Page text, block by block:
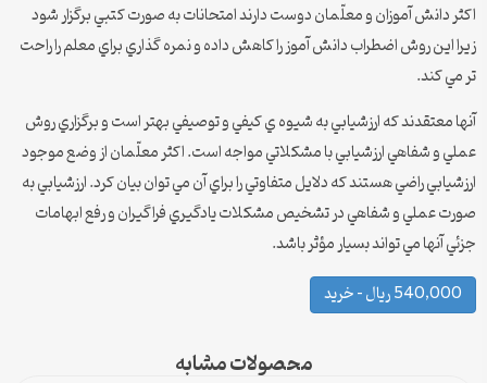
اكثر دانش آموزان و معلّمان دوست دارند امتحانات به صورت كتبي برگزار شود
زيرا اين روش اضطراب دانش آموز را كاهش داده و نمره گذاري براي معلم را راحت
تر مي كند.
آنها معتقدند كه ارزشيابي به شيوه ي كيفي و توصيفي بهتر است و برگزاري روش
عملي و شفاهي ارزشيابي با مشكلاتي مواجه است. اكثر معلّمان از وضع موجود
ارزشيابي راضي هستند كه دلايل متفاوتي را براي آن مي توان بيان كرد. ارزشيابي به
صورت عملي و شفاهي در تشخيص مشكلات يادگيري فراگيران و رفع ابهامات
جزئي آنها مي تواند بسيار مؤثر باشد.
540,000 ریال – خرید
محصولات مشابه